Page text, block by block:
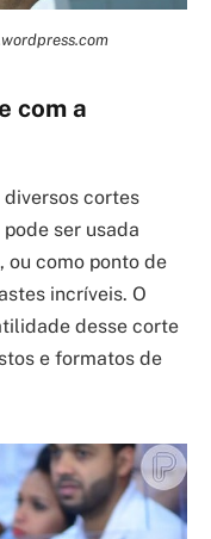
com a
diversos cortes
ser usada
ou como ponto de
incríveis. O
desse corte
e formatos de